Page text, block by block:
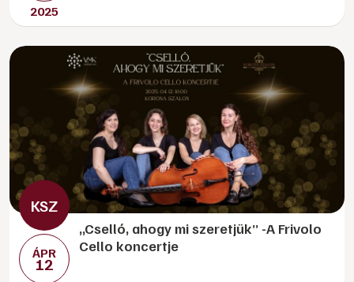
2025
ÁPR
12
„Cselló, ahogy mi szeretjük” -A Frivolo
Cello koncertje